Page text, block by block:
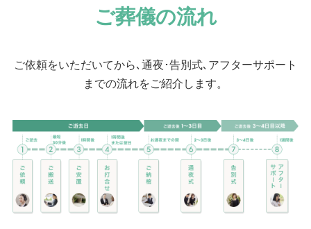
ご葬儀の流れ
ご依頼をいただいてから､通夜･告別式､アフターサポート
までの流れをご紹介します。